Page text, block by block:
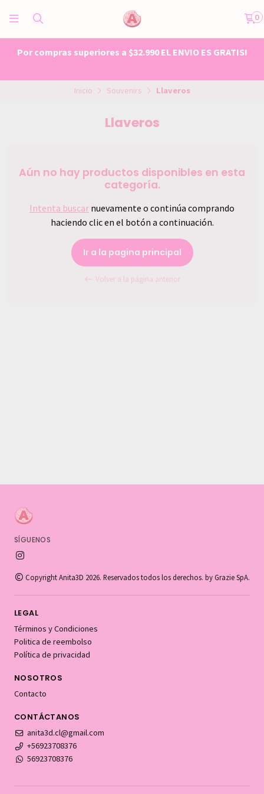
0
Por compras superiores a $32.990 EL ENVIO ES GRATIS!
Inicio Souvenirs Llaveros
Llaveros
Aún no hay productos disponibles en esta
categoría.
Intenta buscar nuevamente o continúa comprando
haciendo clic en el botón a continuación.
Ir a la pagina principal
Volver a la página anterior
SÍGUENOS
Copyright Anita3D 2026. Reservados todos los derechos. by Grazie SpA.
LEGAL
Términos y Condiciones
Politica de reembolso
Política de privacidad
NOSOTROS
Contacto
CONTÁCTANOS
anita3d.cl@gmail.com
+56923708376
56923708376